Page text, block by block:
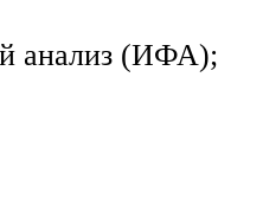
анализ (ИФА);